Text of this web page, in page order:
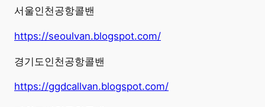
서울인천공항콜밴
https://seoulvan.blogspot.com/
경기도인천공항콜밴
https://ggdcallvan.blogspot.com/